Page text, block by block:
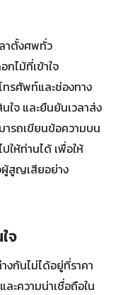
าตั้งศพทั่ว
ไม้ที่เข้าใจ
ทรศัพท์และช่องทาง
จ และยืนยันเวลาส่ง
ารถเขียนข้อความบน
ให้ท่านได้ เพื่อให้
ผู้สูญเสียอย่าง
จ
งกันไม่ได้อยู่ที่ราคา
ะความน่าเชื่อถือใน